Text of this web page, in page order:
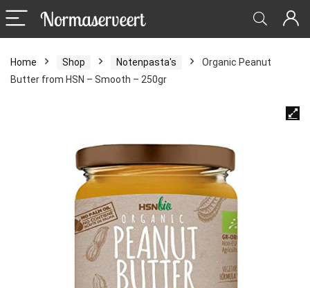
Home Shop Notenpasta's
Organic Peanut
Butter from HSN – Smooth – 250gr